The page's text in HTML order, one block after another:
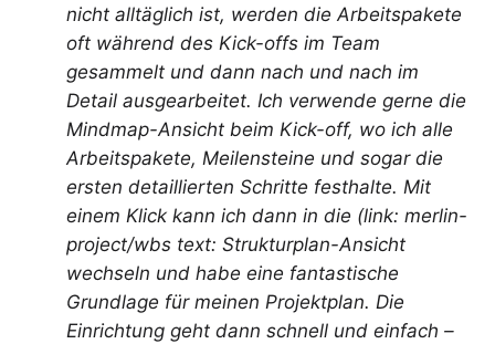
nicht alltäglich ist, werden die Arbeitspakete
oft während des Kick-offs im Team
gesammelt und dann nach und nach im
Detail ausgearbeitet. Ich verwende gerne die
Mindmap-Ansicht beim Kick-off, wo ich alle
Arbeitspakete, Meilensteine und sogar die
ersten detaillierten Schritte festhalte. Mit
einem Klick kann ich dann in die (link: merlin-
project/wbs text: Strukturplan-Ansicht
wechseln und habe eine fantastische
Grundlage für meinen Projektplan. Die
Einrichtung geht dann schnell und einfach –